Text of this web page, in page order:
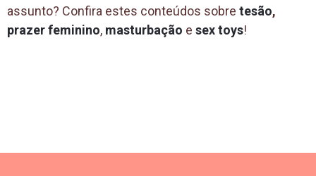
assunto? Confira estes conteúdos sobre tesão,
prazer feminino, masturbação e sex toys!